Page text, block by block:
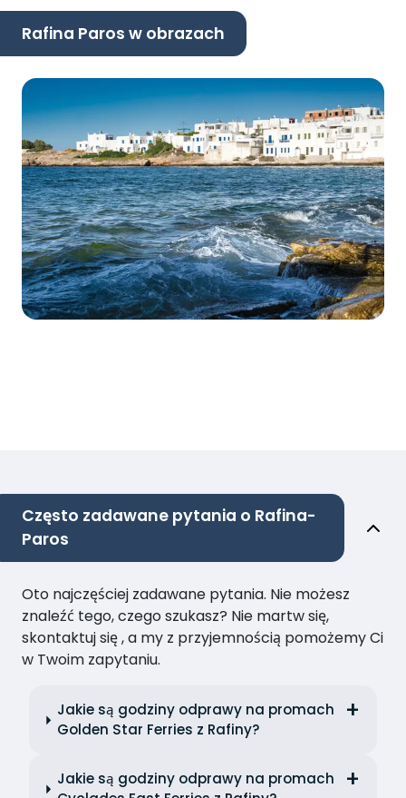
Rafina Paros w obrazach
Często zadawane pytania o Rafina-
Paros
Oto najczęściej zadawane pytania. Nie możesz
znaleźć tego, czego szukasz? Nie martw się,
skontaktuj się , a my z przyjemnością pomożemy Ci
w Twoim zapytaniu.
Jakie są godziny odprawy na promach
Golden Star Ferries z Rafiny?
Jakie są godziny odprawy na promach